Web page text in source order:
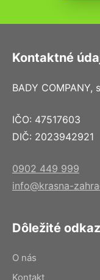
Kontaktné
BADY COMPANY,
IČO: 47517603
DIČ: 2023942921
0902 449 999
info@krasna-
Dôležité
O nás
Kontakt